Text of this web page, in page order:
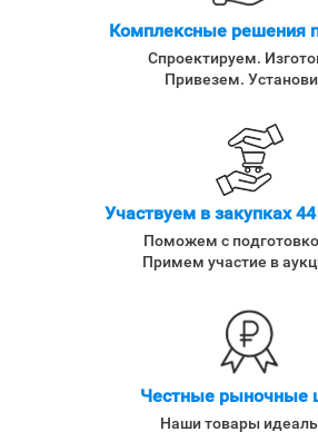
Комплексные решения
Спроектируем.
Привезем.
Участвуем в закупках
Поможем с
Примем участие в
Честные рыночные
Наши товары